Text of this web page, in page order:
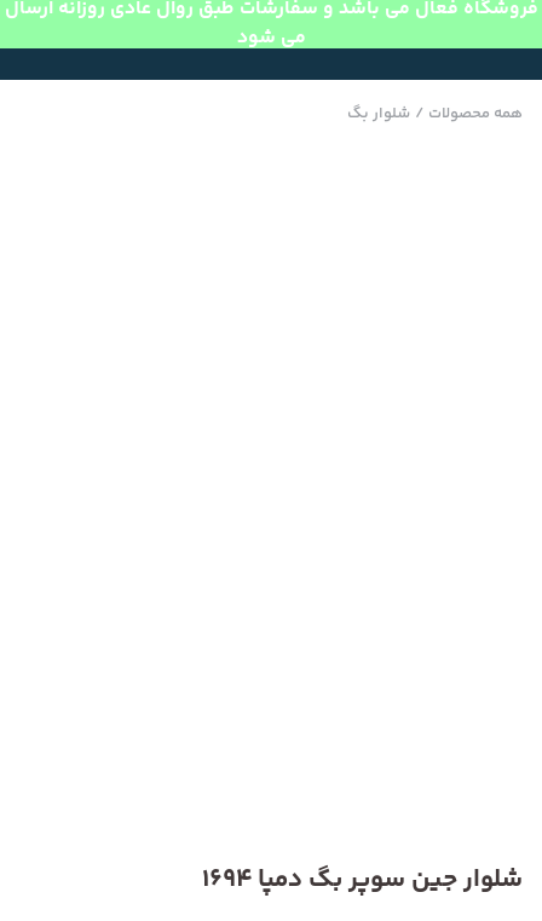
فروشگاه فعال می باشد و سفارشات طبق روال عادی روزانه ارسال
می شود
همه محصولات / شلوار بگ
شلوار جین سوپر بگ دمپا 1694